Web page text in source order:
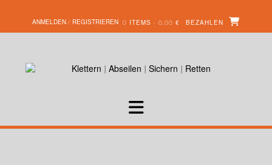
ANMELDEN / REGISTRIEREN 0 ITEMS - 0,00 € BEZAHLEN